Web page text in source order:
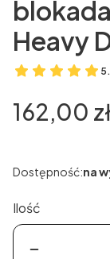
Heavy
Cena
162,00
Dostępność:na
Ilość